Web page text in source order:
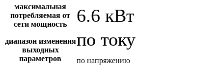
максимальная
потребляемая от
сети мощность
6.6 кВт
диапазон изменения
выходных
параметров
по току
по напряжению